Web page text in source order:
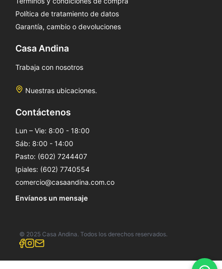
Política de tratamiento de datos
Garantía, cambio o devoluciones
Casa Andina
Trabaja con nosotros
Nuestras ubicaciones.
Contáctenos
Lun – Vie: 8:00 - 18:00
Sáb: 8:00 - 14:00
Pasto: (602) 7244407
Ipiales: (602) 7740554
comercio@casaandina.com.co
Envíanos un mensaje
© 2025 Casa Andina. Todos los derechos reservados.